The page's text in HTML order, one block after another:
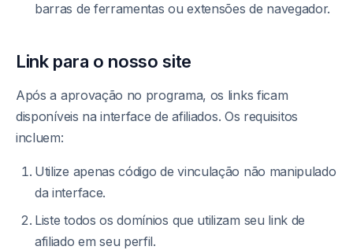
barras de ferramentas ou extensões de navegador.
Link para o nosso site
Após a aprovação no programa, os links ficam
disponíveis na interface de afiliados. Os requisitos
incluem:
Utilize apenas código de vinculação não manipulado
da interface.
Liste todos os domínios que utilizam seu link de
afiliado em seu perfil.